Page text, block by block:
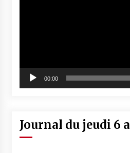
00:00
Journal du jeudi 6